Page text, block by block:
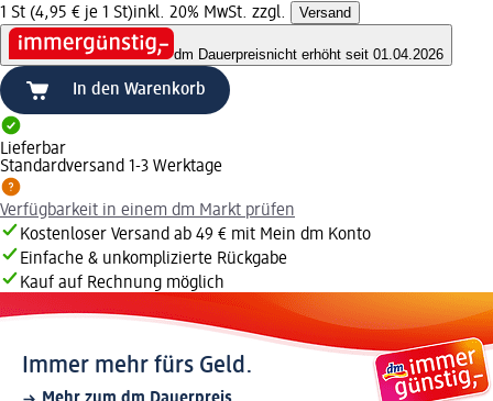
1 St (4,95 € je 1 St)inkl. 20% MwSt. zzgl. Versand
dm Dauerpreisnicht erhöht seit 01.04.2026
In den Warenkorb
Lieferbar
Standardversand 1-3 Werktage
Verfügbarkeit in einem dm Markt prüfen
Kostenloser Versand ab 49 € mit Mein dm Konto
Einfache & unkomplizierte Rückgabe
Kauf auf Rechnung möglich
Immer mehr fürs Geld.